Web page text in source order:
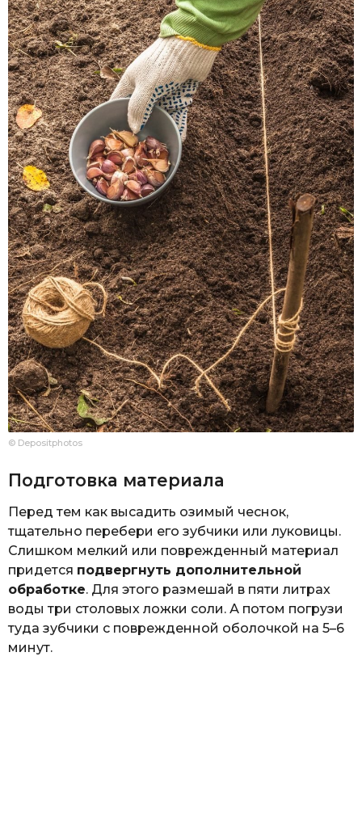
© Depositphotos
Подготовка материала
Перед тем как высадить озимый чеснок,
тщательно перебери его зубчики или луковицы.
Слишком мелкий или поврежденный материал
придется подвергнуть дополнительной
обработке. Для этого размешай в пяти литрах
воды три столовых ложки соли. А потом погрузи
туда зубчики с поврежденной оболочкой на 5–6
минут.